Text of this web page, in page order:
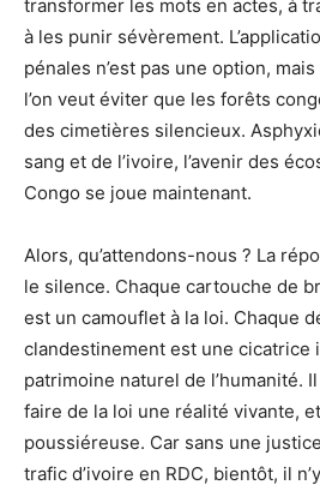
transformer les mots en actes, à
à les punir sévèrement.
pénales n’est pas une option,
l’on veut éviter que les forêts
des cimetières silencieux.
sang et de l’ivoire, l’avenir des
Congo se joue maintenant.
Alors, qu’attendons-nous ? La
le silence. Chaque cartouche de
est un camouflet à la loi. Chaque
clandestinement est une cicatrice
patrimoine naturel de l’humanité.
faire de la loi une réalité vivante,
poussiéreuse. Car sans une
trafic d’ivoire en RDC, bientôt, il